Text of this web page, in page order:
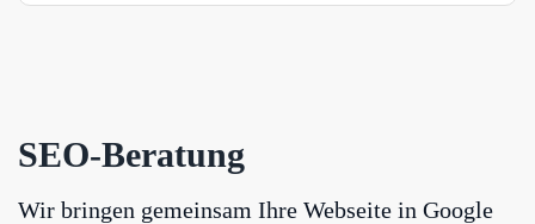
SEO-Beratung
Wir bringen gemeinsam Ihre Webseite in Google